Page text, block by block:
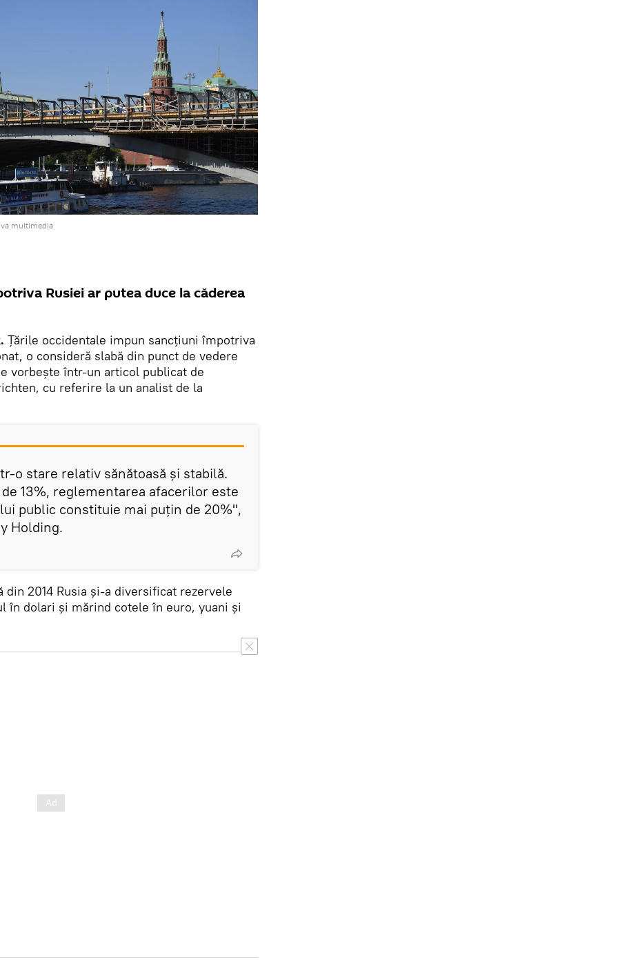
multimedia
Rusiei ar putea duce la căderea
Țările occidentale impun sancțiuni împotriva
o consideră slabă din punct de vedere
vorbește într-un articol publicat de
cu referire la un analist de la
o stare relativ sănătoasă și stabilă.
13%, reglementarea afacerilor este
public constituie mai puțin de 20%",
Holding.
2014 Rusia și-a diversificat rezervele
în dolari și mărind cotele în euro, yuani și